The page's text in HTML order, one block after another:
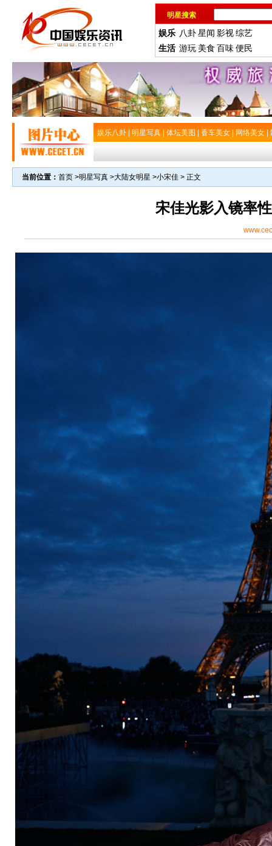
明星搜索
娱乐 八卦星闻 影视综艺
生活 游玩 美食 百味便民
娱乐八卦 明星写真 体坛美图 香车美女 网络美女
当前位置： 首页 >明星写真 >大陆女明星 >小宋佳 > 正文
宋佳光影入镜率